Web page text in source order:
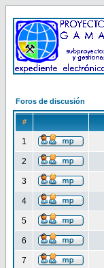
Foros de discusión
#
1
2
3
4
5
6
7